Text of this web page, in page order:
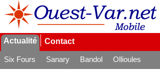
Actualité Contact
Six Fours Sanary Bandol
Ollioules